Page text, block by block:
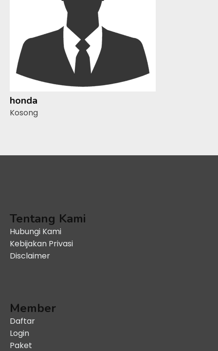
honda
Kosong
Tentang Kami
Hubungi Kami
Kebijakan Privasi
Disclaimer
Member
Daftar
Login
Paket